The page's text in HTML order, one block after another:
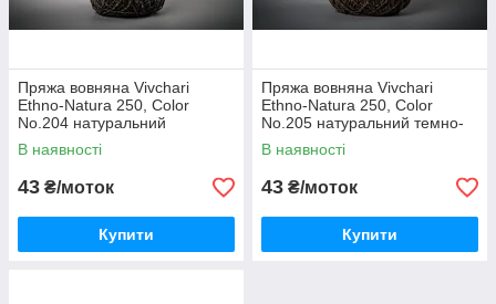
Пряжа вовняна Vivchari
Ethno-Natura 250, Color
No.204 натуральний
коричневий
В наявності
43 ₴/моток
Купити
Пряжа вовняна Vivchari
Ethno-Natura 250, Color
No.205 натуральний темно-
коричневий
В наявності
43 ₴/моток
Купити